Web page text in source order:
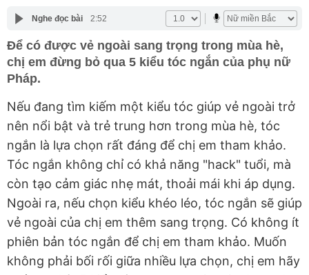
Nghe đọc bài 2:52
Để có được vẻ ngoài sang trọng trong mùa hè,
chị em đừng bỏ qua 5 kiểu tóc ngắn của phụ nữ
Pháp.
Nếu đang tìm kiếm một kiểu tóc giúp vẻ ngoài trở
nên nổi bật và trẻ trung hơn trong mùa hè, tóc
ngắn là lựa chọn rất đáng để chị em tham khảo.
Tóc ngắn không chỉ có khả năng "hack" tuổi, mà
còn tạo cảm giác nhẹ mát, thoải mái khi áp dụng.
Ngoài ra, nếu chọn kiểu khéo léo, tóc ngắn sẽ giúp
vẻ ngoài của chị em thêm sang trọng. Có không ít
phiên bản tóc ngắn để chị em tham khảo. Muốn
không phải bối rối giữa nhiều lựa chọn, chị em hãy